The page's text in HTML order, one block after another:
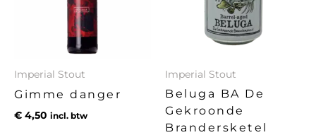
Imperial Stout
Gimme danger
€ 4,50 incl. btw
Imperial Stout
Beluga BA De
Gekroonde
Brandersketel